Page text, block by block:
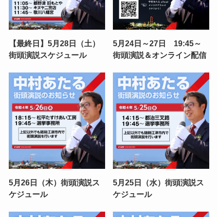
【最終日】5月28日（土）
街頭演説スケジュール
5月24日～27日 19:45～
街頭演説＆オンライン配信
5月26日（木）街頭演説ス
ケジュール
5月25日（水）街頭演説ス
ケジュール